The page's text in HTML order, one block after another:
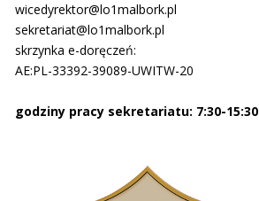
wicedyrektor@lo1malbork.pl
sekretariat@lo1malbork.pl
skrzynka e-doręczeń:
AE:PL-33392-39089-UWITW-20
godziny pracy sekretariatu: 7:30-15:30